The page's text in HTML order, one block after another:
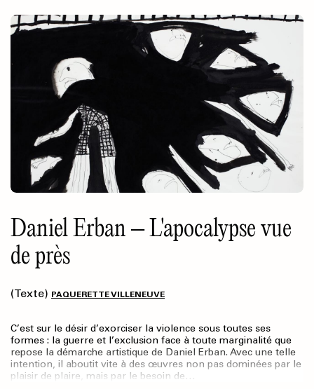
Daniel Erban – L'apocalypse vue
de près
(Texte) PAQUERETTE VILLENEUVE
C’est sur le désir d’exorciser la violence sous toutes ses
formes : la guerre et l’exclusion face à toute marginalité que
repose la démarche artistique de Daniel Erban. Avec une telle
intention, il aboutit vite à des œuvres non pas dominées par le
plaisir de plaire, mais par le besoin de…